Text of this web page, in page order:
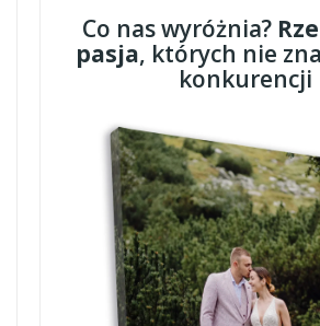
Co nas wyróżnia?
pasja, których nie
konkurencji